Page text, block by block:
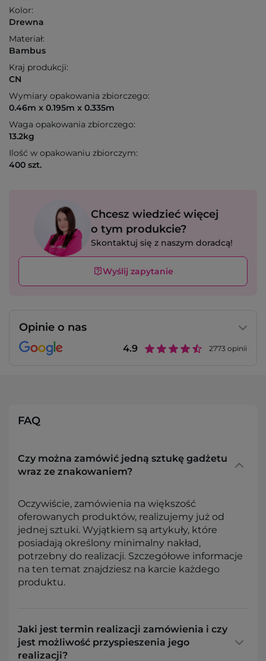
Kolor:
Drewna
Materiał:
Bambus
Kraj produkcji:
CN
Wymiary opakowania zbiorczego:
0.46m x 0.195m x 0.335m
Waga opakowania zbiorczego:
13.2kg
Ilość w opakowaniu zbiorczym:
400 szt.
Chcesz wiedzieć więcej
o tym produkcie?
Skontaktuj się z naszym doradcą!
Wyślij zapytanie
Opinie o nas
4.9 2773 opinii
FAQ
Czy można zamówić jedną sztukę gadżetu
wraz ze znakowaniem?
Oczywiście, zamówienia na większość
oferowanych produktów, realizujemy już od
jednej sztuki. Wyjątkiem są artykuły, które
posiadają określony minimalny nakład,
potrzebny do realizacji. Szczegółowe informacje
na ten temat znajdziesz na karcie każdego
produktu.
Jaki jest termin realizacji zamówienia i czy
jest możliwość przyspieszenia jego
realizacji?